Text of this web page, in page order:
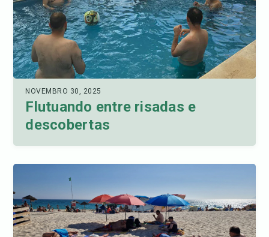
NOVEMBRO 30, 2025
Flutuando entre risadas e
descobertas